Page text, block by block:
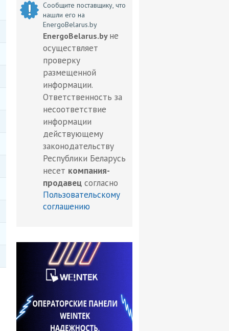
Сообщите поставщику, что
нашли его на
EnergoBelarus.by
EnergoBelarus.by не
осуществляет
проверку
размещенной
информации.
Ответственность за
несоответствие
информации
действующему
законодательству
Республики Беларусь
несет компания-
продавец согласно
Пользовательскому
соглашению